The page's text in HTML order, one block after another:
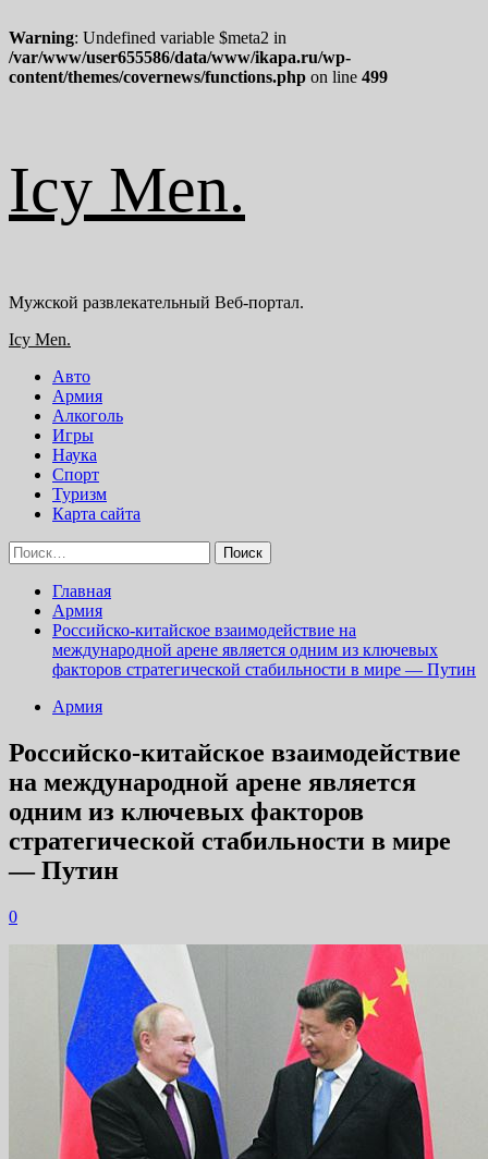
Warning: Undefined variable $meta2 in
/var/www/user655586/data/www/ikapa.ru/wp-
content/themes/covernews/functions.php on line 499
содержимому
Icy Men.
Мужской развлекательный Веб-портал.
Основное
Icy Men.
Авто
Армия
Алкоголь
Игры
Наука
Спорт
Туризм
Карта сайта
Найти:
Главная
Армия
Российско-китайское взаимодействие на
международной арене является одним из ключевых
факторов стратегической стабильности в мире — Путин
Армия
Российско-китайское взаимодействие
на международной арене является
одним из ключевых факторов
стратегической стабильности в мире
— Путин
0